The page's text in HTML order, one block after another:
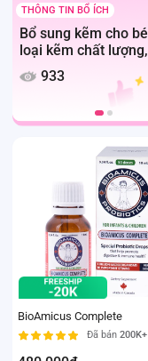
TIN BỔ ÍCH
kẽm cho bé: Top 3
chất lượng, dễ
cho bé 6 tháng
BioAmicus Complete
Đã bán 200K+